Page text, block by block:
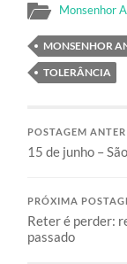
Monsenhor
MONSENHOR
TOLERÂNCIA
POSTAGEM
15 de junho –
PRÓXIMA
Reter é perder:
passado